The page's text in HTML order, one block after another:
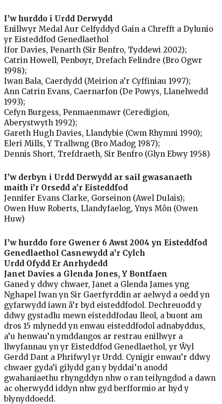
I’w hurddo i Urdd Derwydd
Enillwyr Medal Aur Celfyddyd Gain a Chrefft a Dylunio
yr Eisteddfod Genedlaethol
Ifor Davies, Penarth (Sir Benfro, Tyddewi 2002);
Catrin Howell, Penboyr, Drefach Felindre (Bro Ogwr
1998);
Iwan Bala, Caerdydd (Meirion a’r Cyffiniau 1997);
Ann Catrin Evans, Caernarfon (De Powys, Llanelwedd
1993);
Cefyn Burgess, Penmaenmawr (Ceredigion,
Aberystwyth 1992);
Gareth Hugh Davies, Llandybie (Cwm Rhymni 1990);
Eleri Mills, Y Trallwng (Bro Madog 1987);
Dennis Short, Trefdraeth, Sir Benfro (Glyn Ebwy 1958)
I’w derbyn i Urdd Derwydd ar sail gwasanaeth
maith i’r Orsedd a’r Eisteddfod
Jennifer Evans Clarke, Gorseinon (Awel Dulais);
Owen Huw Roberts, Llandyfaelog, Ynys Môn (Owen
Huw)
I’w hurddo fore Gwener 6 Awst 2004 yn Eisteddfod
Genedlaethol Casnewydd a’r Cylch
Urdd Ofydd Er Anrhydedd
Janet Davies a Glenda Jones, Y Bontfaen
Ganed y ddwy chwaer, Janet a Glenda James yng
Nghapel Iwan yn Sir Gaerfyrddin ar aelwyd a oedd yn
gyfarwydd iawn â’r byd eisteddfodol. Dechreuodd y
ddwy gystadlu mewn eisteddfodau lleol, a buont am
dros 15 mlynedd yn enwau eisteddfodol adnabyddus,
a’u henwau’n ymddangos ar restrau enillwyr a
llwyfannau yn yr Eisteddfod Genedlaethol, yr Ŵyl
Gerdd Dant a Phrifwyl yr Urdd. Cynigir enwau’r ddwy
chwaer gyda’i gilydd gan y byddai’n anodd
gwahaniaethu rhyngddyn nhw o ran teilyngdod a dawn
ac oherwydd iddyn nhw gyd berfformio ar hyd y
blynyddoedd.